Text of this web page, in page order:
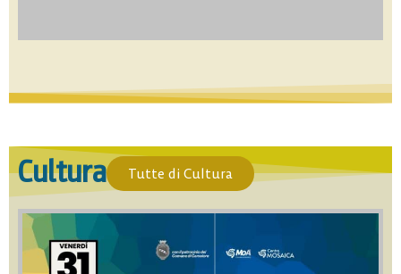
Cultura Tutte di Cultura